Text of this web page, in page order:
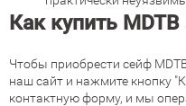
Как купить
Чтобы приобрести сейф
наш сайт и нажмите кнопку
контактную форму, и мы